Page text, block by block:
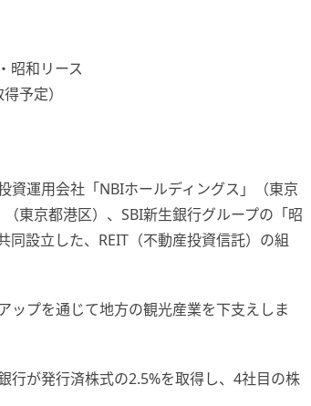
昭和リース
予定）
資運用会社「NBIホールディングス」（東京
東京都港区）、SBI新生銀行グループの「昭
設立した、REIT（不動産投資信託）の組
ップを通じて地方の観光産業を下支えしま
行が発行済株式の2.5%を取得し、4社目の株